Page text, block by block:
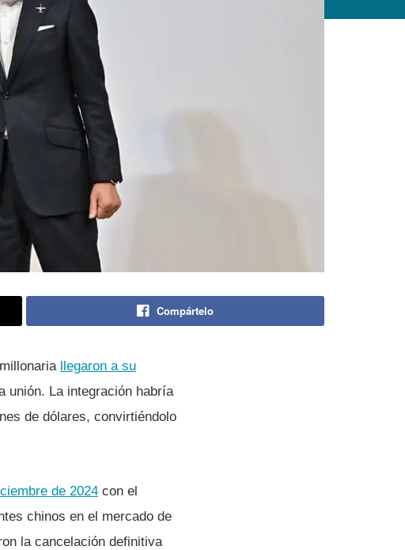
Compártelo
llegaron a su
unión. La integración habría
de dólares, convirtiéndolo
de 2024 con el
chinos en el mercado de
la cancelación definitiva